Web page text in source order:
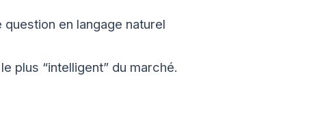
en langage naturel
plus “intelligent” du marché.